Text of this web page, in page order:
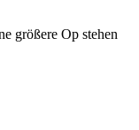
größere Op stehen